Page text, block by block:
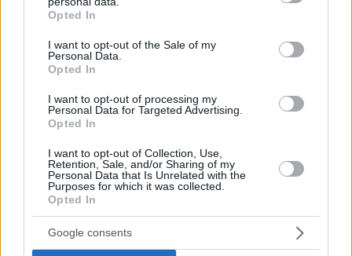
grant or deny consent to Google and its third-party tags to
use your data for below specified purposes in below Google
consent section.
Opted In
I want to opt-out of the Sale of my
Personal Data.
Opted In
I want to opt-out of processing my
Personal Data for Targeted Advertising.
Opted In
I want to opt-out of Collection, Use,
Retention, Sale, and/or Sharing of my
Personal Data that Is Unrelated with the
Purposes for which it was collected.
Opted In
Google consents
18.06.2023, 23:15
ΑΠΑΝΤΗΣΗ
Και όμως
18.06.2023, 23:39
Τα λεξικά στο internet το έχουν ως παρόμοιο με
(=κυματισμός έντονος) Όποτε σωστό.😉
ΑΠΑΝΤΗΣΗ
ΠΡΟΣΘΗΚΗ ΣΧΟΛΙΟΥ